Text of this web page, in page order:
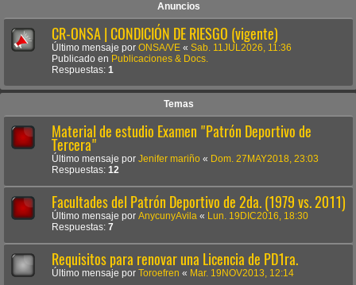
Anuncios
CR-ONSA | CONDICIÓN DE RIESGO (vigente)
Último mensaje por ONSA/VE « Sab. 11JUL2026, 11:36
Publicado en Publicaciones & Docs.
Respuestas: 1
Temas
Material de estudio Examen "Patrón Deportivo de
Tercera"
Último mensaje por Jenifer mariño « Dom. 27MAY2018, 23:03
Respuestas: 12
Facultades del Patrón Deportivo de 2da. (1979 vs. 2011)
Último mensaje por AnycunyAvila «
Lun. 19DIC2016, 18:30
Respuestas: 7
Requisitos para renovar una Licencia de PD1ra.
Último mensaje por Toroefren « Mar. 19NOV2013, 12:14